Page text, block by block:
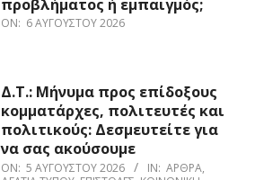
προβλήματος ή εμπαιγμός;
ON: 6 ΑΥΓΟΎΣΤΟΥ 2026
Δ.Τ.: Μήνυμα προς επίδοξους
κομματάρχες, πολιτευτές και
πολιτικούς: Δεσμευτείτε για
να σας ακούσουμε
ON: 5 ΑΥΓΟΎΣΤΟΥ 2026 IN: ΆΡΘΡΑ,